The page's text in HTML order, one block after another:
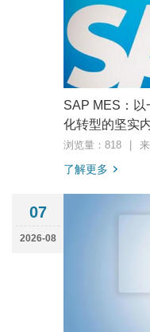
SAP MES：
化转型的坚实
浏览量：818
了解更多
07
2026-08